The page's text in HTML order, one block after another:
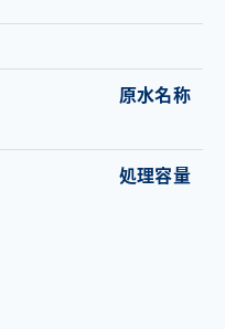
原水名称
処理容量